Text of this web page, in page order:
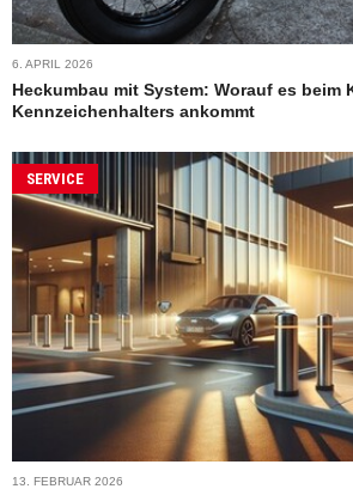
6. APRIL 2026
Heckumbau mit System: Worauf es beim
Kennzeichenhalters ankommt
SERVICE
13. FEBRUAR 2026